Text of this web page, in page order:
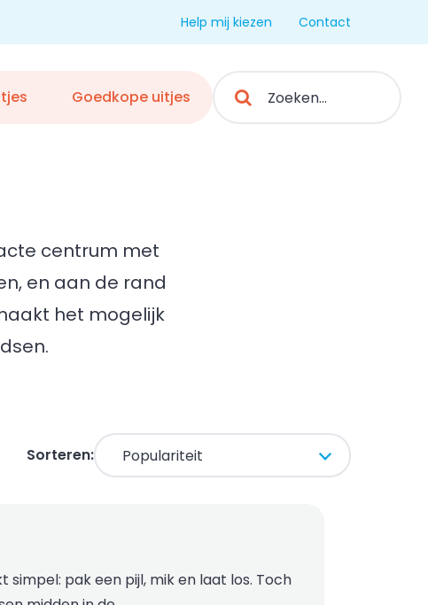
Help mij kiezen Contact
Goedkope uitjes
centrum met
en aan de rand
het mogelijk
Sorteren:
simpel: pak een pijl, mik en laat los. Toch